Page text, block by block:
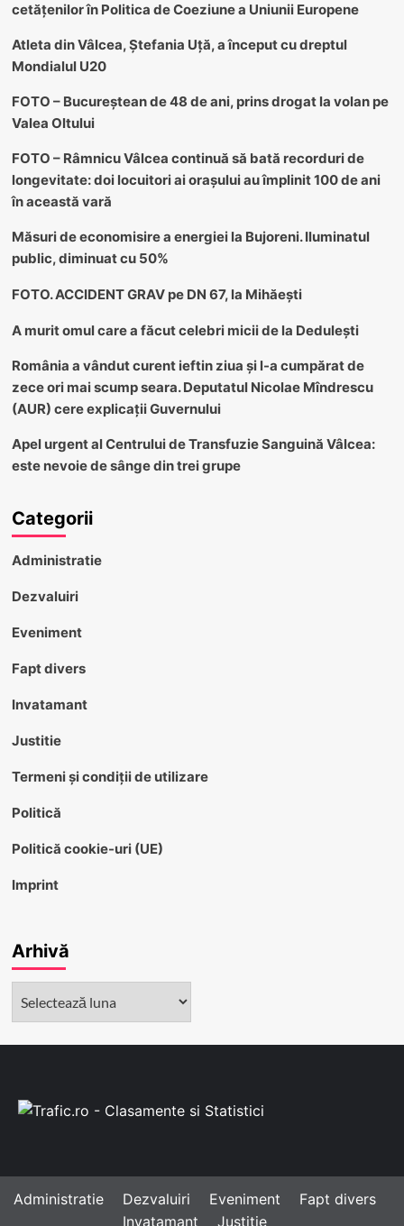
cetățenilor în Politica de Coeziune a Uniunii Europene
Atleta din Vâlcea, Ștefania Uță, a început cu dreptul
Mondialul U20
FOTO – Bucureștean de 48 de ani, prins drogat la volan pe
Valea Oltului
FOTO – Râmnicu Vâlcea continuă să bată recorduri de
longevitate: doi locuitori ai orașului au împlinit 100 de ani
în această vară
Măsuri de economisire a energiei la Bujoreni. Iluminatul
public, diminuat cu 50%
FOTO. ACCIDENT GRAV pe DN 67, la Mihăești
A murit omul care a făcut celebri micii de la Dedulești
România a vândut curent ieftin ziua și l-a cumpărat de
zece ori mai scump seara. Deputatul Nicolae Mîndrescu
(AUR) cere explicații Guvernului
Apel urgent al Centrului de Transfuzie Sanguină Vâlcea:
este nevoie de sânge din trei grupe
Categorii
Administratie
Dezvaluiri
Eveniment
Fapt divers
Invatamant
Justitie
Termeni și condiții de utilizare
Politică
Politică cookie-uri (UE)
Imprint
Arhivă
Administratie Dezvaluiri Eveniment
Fapt divers
Invatamant
Justitie